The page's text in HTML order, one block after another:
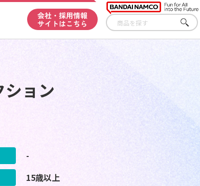
会社・採用情報
サイトはこちら
さが
す
ョン
-
15歳以上